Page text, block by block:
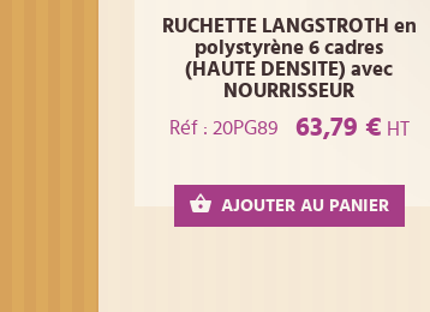
RUCHETTE LANGSTROTH en
polystyrène 6 cadres
(HAUTE DENSITE) avec
NOURRISSEUR
Réf : 20PG89
63,79 € HT
AJOUTER AU PANIER